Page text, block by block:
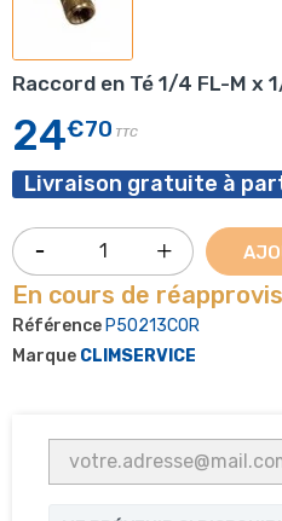
Raccord en Té 1/4 FL-M x
24€70 TTC
Livraison gratuite à
En cours de
Référence P50213COR
Marque CLIMSERVICE